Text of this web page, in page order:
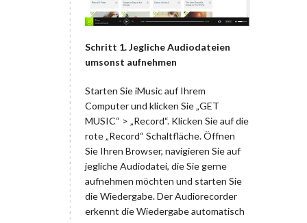
Schritt 1. Jegliche Audiodateien
umsonst aufnehmen
Starten Sie iMusic auf Ihrem
Computer und klicken Sie „GET
MUSIC“ > „Record“. Klicken Sie auf die
rote „Record“ Schaltfläche. Öffnen
Sie Ihren Browser, navigieren Sie auf
jegliche Audiodatei, die Sie gerne
aufnehmen möchten und starten Sie
die Wiedergabe. Der Audiorecorder
erkennt die Wiedergabe automatisch